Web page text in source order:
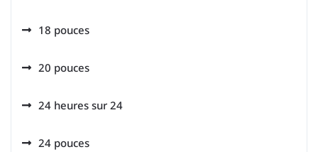
18 pouces
20 pouces
24 heures sur 24
24 pouces